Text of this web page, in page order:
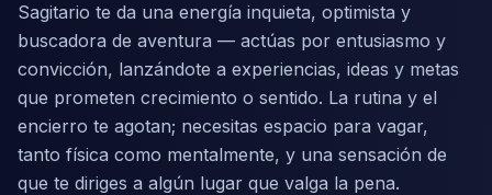
Sagitario te da una energía inquieta, optimista y
buscadora de aventura — actúas por entusiasmo y
convicción, lanzándote a experiencias, ideas y metas
que prometen crecimiento o sentido. La rutina y el
encierro te agotan; necesitas espacio para vagar,
tanto física como mentalmente, y una sensación de
que te diriges a algún lugar que valga la pena.